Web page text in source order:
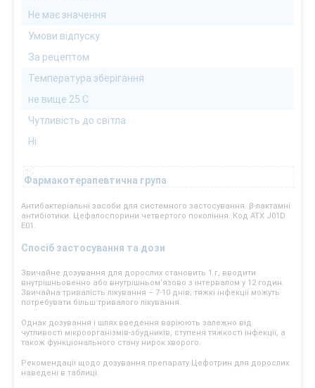
Не має значення
Умови відпуску
За рецептом
Температура зберігання
не вище 25 С
Чутливість до світла
Ні
Фармакотерапевтична група
Антибактеріальні засоби для системного застосування. β-лактамні
антибіотики. Цефалоспорини четвертого покоління. Код АТХ J01D
E01.
Спосіб застосування та дози
Звичайне дозування для дорослих становить 1 г, вводити
внутрішньовенно або внутрішньом’язово з інтервалом у 12 годин.
Звичайна тривалість лікування – 7-10 днів; тяжкі інфекції можуть
потребувати більш тривалого лікування.
Однак дозування і шлях введення варіюють залежно від
чутливості мікроорганізмів-збудників, ступеня тяжкості інфекції, а
також функціонального стану нирок хворого.
Рекомендації щодо дозування препарату Цефотрин для дорослих
наведені в таблиці.